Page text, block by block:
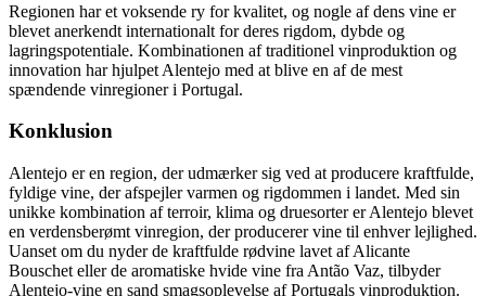
Regionen har et voksende ry for kvalitet, og nogle af dens vine er
blevet anerkendt internationalt for deres rigdom, dybde og
lagringspotentiale. Kombinationen af traditionel vinproduktion og
innovation har hjulpet Alentejo med at blive en af de mest
spændende vinregioner i Portugal.
Konklusion
Alentejo er en region, der udmærker sig ved at producere kraftfulde,
fyldige vine, der afspejler varmen og rigdommen i landet. Med sin
unikke kombination af terroir, klima og druesorter er Alentejo blevet
en verdensberømt vinregion, der producerer vine til enhver lejlighed.
Uanset om du nyder de kraftfulde rødvine lavet af Alicante
Bouschet eller de aromatiske hvide vine fra Antão Vaz, tilbyder
Alentejo-vine en sand smagsoplevelse af Portugals vinproduktion.